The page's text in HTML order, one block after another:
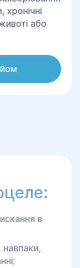
або
в
навпаки,